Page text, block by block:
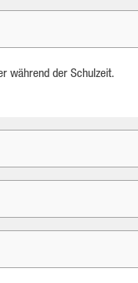
während der Schulzeit.